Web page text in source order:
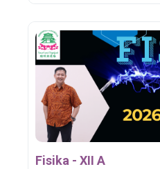
Fisika - XII A